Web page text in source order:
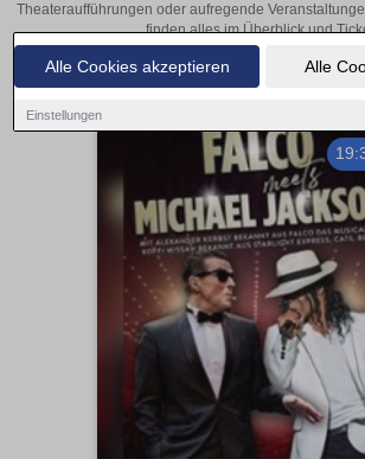
Alle Cookies akzeptieren Alle
Einstellungen
Theateraufführungen oder aufregende
finden alles im Überblick und